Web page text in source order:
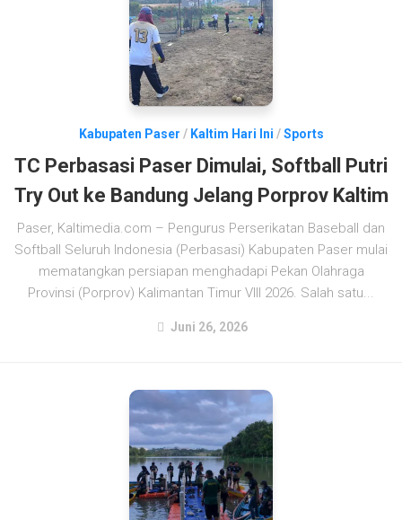
Kabupaten Paser / Kaltim Hari Ini /Sports
TC Perbasasi Paser Dimulai, Softball Putri
Try Out ke Bandung Jelang Porprov Kaltim
Paser, Kaltimedia.com – Pengurus Perserikatan Baseball dan
Softball Seluruh Indonesia (Perbasasi) Kabupaten Paser mulai
mematangkan persiapan menghadapi Pekan Olahraga
Provinsi (Porprov) Kalimantan Timur VIII 2026. Salah satu...
Juni 26, 2026